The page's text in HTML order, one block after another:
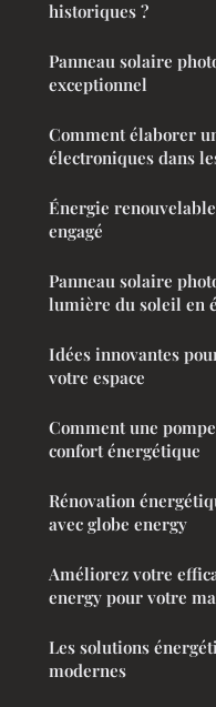
historiques ?
Panneau solaire
exceptionnel
Comment élaborer
électroniques dans
Énergie
engagé
Panneau solaire
lumière du soleil en
Idées innovantes
votre espace
Comment une
confort énergétique
Rénovation
avec globe energy
Améliorez votre
energy pour votre
Les solutions
modernes